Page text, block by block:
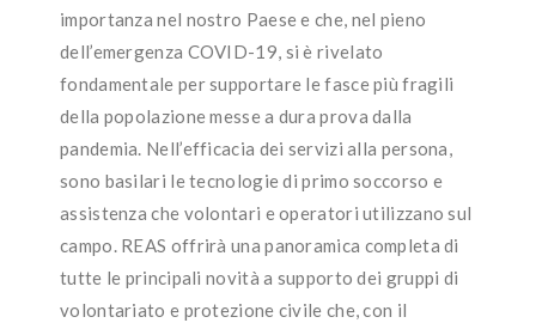
importanza nel nostro Paese e che, nel pieno
dell’emergenza COVID-19, si è rivelato
fondamentale per supportare le fasce più fragili
della popolazione messe a dura prova dalla
pandemia. Nell’efficacia dei servizi alla persona,
sono basilari le tecnologie di primo soccorso e
assistenza che volontari e operatori utilizzano sul
campo. REAS offrirà una panoramica completa di
tutte le principali novità a supporto dei gruppi di
volontariato e protezione civile che, con il